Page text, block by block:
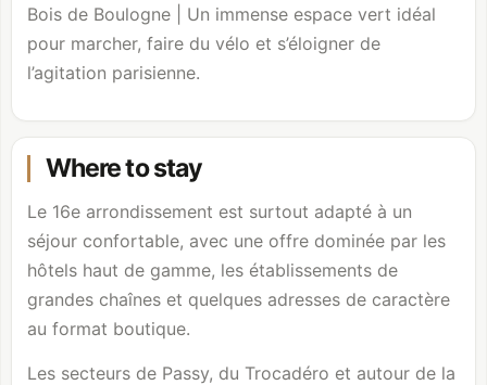
Bois de Boulogne | Un immense espace vert idéal
pour marcher, faire du vélo et s’éloigner de
l’agitation parisienne.
Where to stay
Le 16e arrondissement est surtout adapté à un
séjour confortable, avec une offre dominée par les
hôtels haut de gamme, les établissements de
grandes chaînes et quelques adresses de caractère
au format boutique.
Les secteurs de Passy, du Trocadéro et autour de la